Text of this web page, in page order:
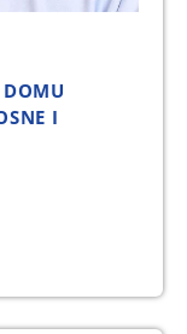
I